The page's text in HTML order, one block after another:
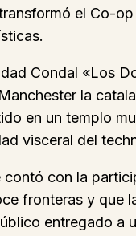
el Co-
Condal «Los
la
en un templo
visceral del
con la
fronteras y que
entregado a